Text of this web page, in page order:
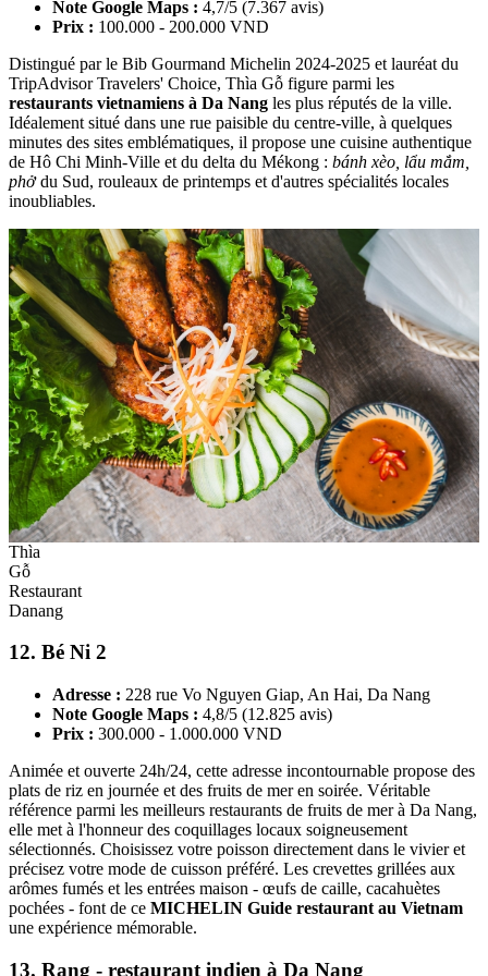
Note Google Maps : 4,7/5 (7.367 avis)
Prix : 100.000 - 200.000 VND
Distingué par le Bib Gourmand Michelin 2024-2025 et lauréat du
TripAdvisor Travelers' Choice, Thìa Gỗ figure parmi les
restaurants vietnamiens à Da Nang les plus réputés de la ville.
Idéalement situé dans une rue paisible du centre-ville, à quelques
minutes des sites emblématiques, il propose une cuisine authentique
de Hô Chi Minh-Ville et du delta du Mékong : bánh xèo, lẩu mắm,
phởdu Sud, rouleaux de printemps et d'autres spécialités locales
inoubliables.
Thìa
Gỗ
Restaurant
Danang
12. Bé Ni 2
Adresse : 228 rue Vo Nguyen Giap, An Hai, Da Nang
Note Google Maps : 4,8/5 (12.825 avis)
Prix : 300.000 - 1.000.000 VND
Animée et ouverte 24h/24, cette adresse incontournable propose des
plats de riz en journée et des fruits de mer en soirée. Véritable
référence parmi les meilleurs restaurants de fruits de mer à Da Nang,
elle met à l'honneur des coquillages locaux soigneusement
sélectionnés. Choisissez votre poisson directement dans le vivier et
précisez votre mode de cuisson préféré. Les crevettes grillées aux
arômes fumés et les entrées maison - œufs de caille, cacahuètes
pochées - font de ce MICHELIN Guide restaurant au Vietnam
une expérience mémorable.
13. Rang - restaurant indien à Da Nang